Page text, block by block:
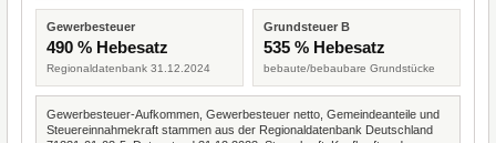
Gewerbesteuer
490 % Hebesatz
Regionaldatenbank 31.12.2024
Grundsteuer B
535 % Hebesatz
bebaute/bebaubare Grundstücke
Gewerbesteuer-Aufkommen, Gewerbesteuer netto, Gemeindeanteile und
Steuereinnahmekraft stammen aus der Regionaldatenbank Deutschland